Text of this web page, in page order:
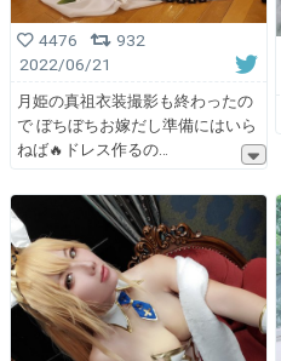
4476
932
2022/06/21
月姫の真祖衣装撮影も終わったの
で ぼちぼちお嫁だし準備にはいら
ねば🔥ドレス作るの